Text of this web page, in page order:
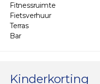
Fitnessruimte
Fietsverhuur
Terras
Bar
Kinderkorting